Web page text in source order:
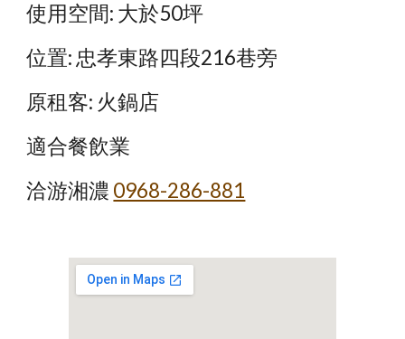
使用空間: 大於50坪
位置: 忠孝東路四段216巷旁
原租客: 火鍋店
適合餐飲業
洽游湘濃 0968-286-881